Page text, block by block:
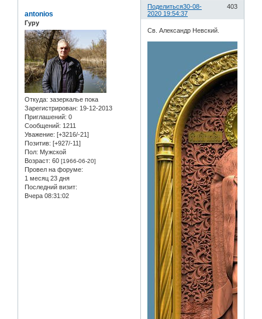
Поделиться 403
30-08-
2020 19:54:37
antonios
Гуру
Откуда: зазеркалье пока
Зарегистрирован: 19-12-2013
Приглашений: 0
Сообщений: 1211
Уважение: [+3216/-21]
Позитив: [+927/-11]
Пол: Мужской
Возраст: 60 [1966-06-20]
Провел на форуме:
1 месяц 23 дня
Последний визит:
Вчера 08:31:02
Св. Александр Невский.